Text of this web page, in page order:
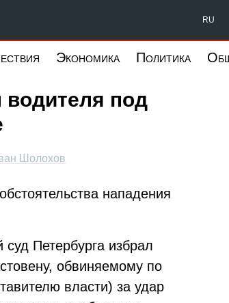
Запад RU
Экономика Политика
водителя под
Шолохов
нападения
Петербурга избрал
обвиняемому по
власти) за удар